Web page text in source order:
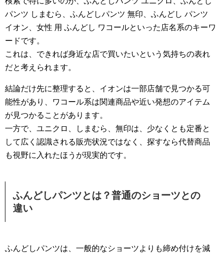
パンツ しまむら、ふんどしパンツ 無印、ふんどし パンツ
イオン、女性 用 ふんどし ワコールといった店名系のキーワ
ードです。
これは、できれば身近な店で買いたいという気持ちの表れ
だと考えられます。
結論だけ先に整理すると、イオンは一部店舗で見つかる可
能性があり、ワコール系は関連商品や近い発想のアイテム
が見つかることがあります。
一方で、ユニクロ、しまむら、無印は、少なくとも定番と
して広く認識される販売状況ではなく、探すなら代替商品
も視野に入れたほうが現実的です。
ふんどしパンツとは？普通のショーツとの
違い
ふんどしパンツは、一般的なショーツよりも締め付けを減